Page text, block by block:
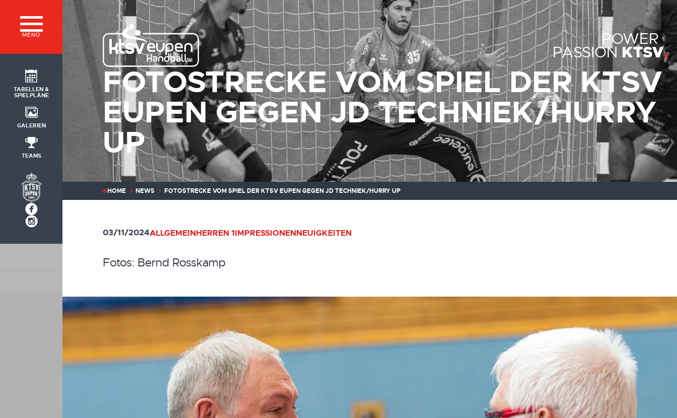
MENÜ
TABELLEN &
SPIELPLÄNE
GALERIEN
TEAMS
POWER
PASSION KTSV
FOTOSTRECKE VOM SPIEL DER KTSV
EUPEN GEGEN JD TECHNIEK/HURRY
UP
HOME NEWS FOTOSTRECKE VOM SPIEL DER KTSV EUPEN GEGEN JD TECHNIEK/HURRY UP
03/11/2024ALLGEMEINHERREN 1IMPRESSIONENNEUIGKEITEN
Fotos: Bernd Rosskamp